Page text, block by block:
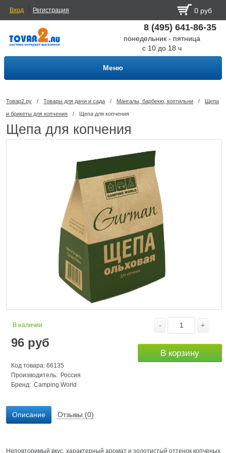
Вход Регистрация 0 руб
8 (495) 641-86-35
понедельник - пятница
с 10 до 18 ч
Меню
Товар2.ру / Товары для дачи и сада / Мангалы, барбекю, коптильни / Щепа
и брикеты для копчения / Щепа для копчения
Щепа для копчения
В наличии
96 руб
Код товара: 66135
Производитель: Россия
Бренд: Camping World
- +
В корзину
Описание Отзывы (0)
Неповторимый вкус, характерный аромат и золотистый оттенок копченых